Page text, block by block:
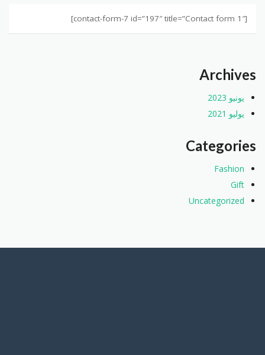
[contact-form-7 id=”197″ title=”Contact form 1″]
Archives
يونيو 2023
يوليو 2021
Categories
Fashion
Gift
Uncategorized